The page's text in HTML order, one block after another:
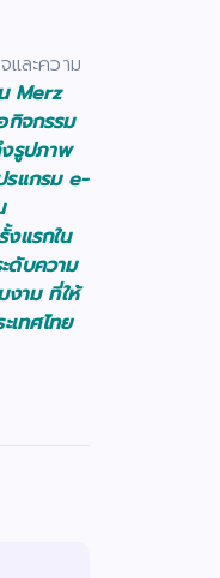
และความ
Merz
กิจกรรม
รูปภาพ
รแกรม e-
แรกใน
ดับความ
าม ที่ให้
เทศไทย